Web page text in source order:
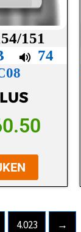
151
74
4.023 →